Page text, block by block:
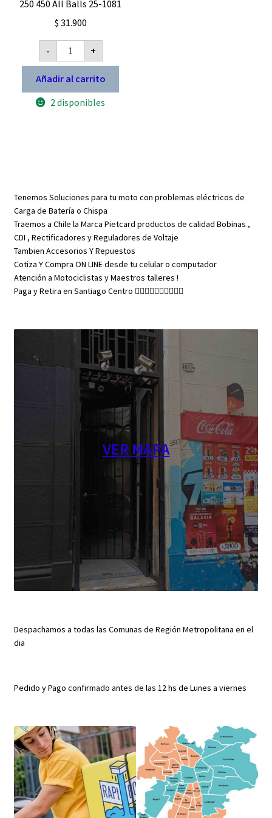
250 450 All Balls 25-1081
$ 31.900
-
Rodamientos
rueda
delantera
CR
125
250
CRF
+
Añadir al carrito
2 disponibles
Tenemos Soluciones para tu moto con problemas eléctricos de
Carga de Batería o Chispa
Traemos a Chile la Marca Pietcard productos de calidad Bobinas ,
CDI , Rectificadores y Reguladores de Voltaje
Tambien Accesorios Y Repuestos
Cotiza Y Compra ON LINE desde tu celular o computador
Atención a Motociclistas y Maestros talleres !
Paga y Retira en Santiago Centro 👇🏼👇🏼👇🏼👇🏼👇🏼
VER MAPA
Despachamos a todas las Comunas de Región Metropolitana en el
dia
Pedido y Pago confirmado antes de las 12 hs de Lunes a viernes